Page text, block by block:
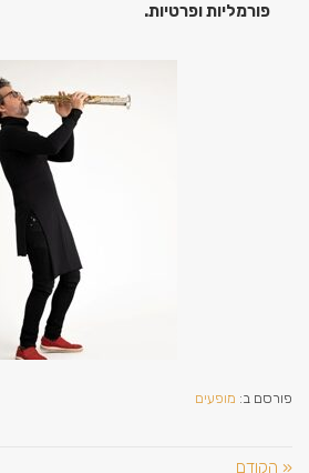
פורמליות ופרטיות.
פורסם ב: מופעים
« הקודם